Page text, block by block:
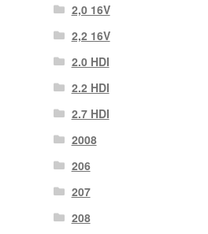
2,0 16V
2,2 16V
2.0 HDI
2.2 HDI
2.7 HDI
2008
206
207
208